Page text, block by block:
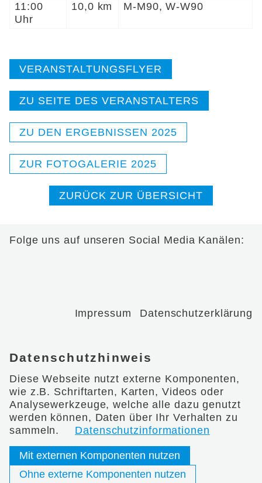
11:00
Uhr
10,0 km M-M90, W-W90
VERANSTALTUNGSFLYER
ZU SEITE DES VERANSTALTERS
ZU DEN ERGEBNISSEN 2025
ZUR FOTOGALERIE 2025
ZURÜCK ZUR ÜBERSICHT
Folge uns auf unseren Social Media Kanälen:
Impressum Datenschutzerklärung
Datenschutzhinweis
Diese Webseite nutzt externe Komponenten,
wie z.B. Schriftarten, Karten, Videos oder
Analysewerkzeuge, welche alle dazu genutzt
werden können, Daten über Ihr Verhalten zu
sammeln.
Datenschutzinformationen
Mit externen Komponenten nutzen
Ohne externe Komponenten nutzen